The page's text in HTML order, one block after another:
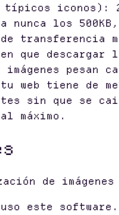
iconos):
nunca los
transferencia
que
pesan
web tiene de
sin que se
máximo.
de imágenes
este